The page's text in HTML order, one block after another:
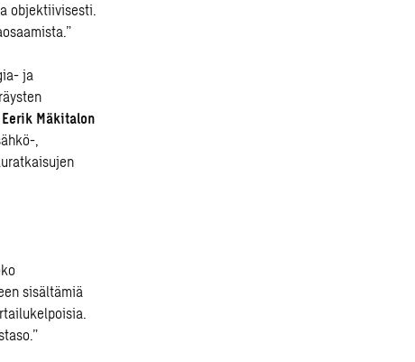
objektiivisesti.
ja
Eerik Mäkitalon
,
sisältämiä